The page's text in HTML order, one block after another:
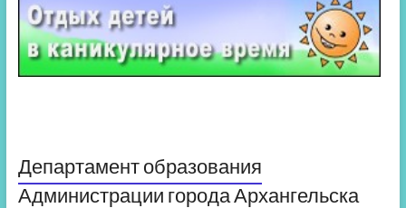
Департамент образования
Администрации города Архангельска